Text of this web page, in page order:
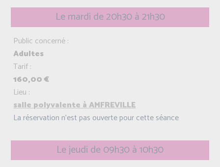
Le mardi de 20h30 à 21h30
Public concerné :
Adultes
Tarif :
160,00 €
Lieu :
salle polyvalente à AMFREVILLE
La réservation n'est pas ouverte pour cette séance
Le jeudi de 09h30 à 10h30